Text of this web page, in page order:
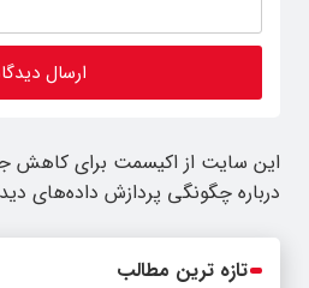
این سایت از اکیسمت برای کاهش
درباره چگونگی پردازش داده‌های
تازه ترین مطالب